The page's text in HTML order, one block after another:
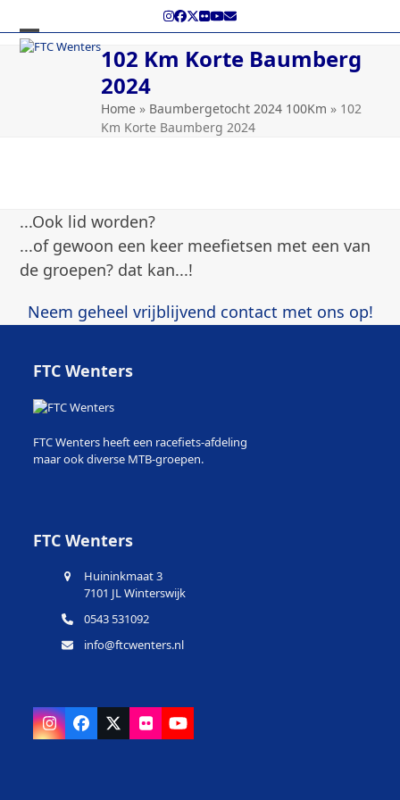
content
Instagram
Facebook
Twitter
Flickr
YouTube
E-
mail
Open
Close
102 Km Korte Baumberg
2024
Home » Baumbergetocht 2024 100Km » 102
Km Korte Baumberg 2024
...Ook lid worden?
...of gewoon een keer meefietsen met een van
de groepen? dat kan...!
Neem geheel vrijblijvend contact met ons op!
FTC Wenters
FTC Wenters heeft een racefiets-afdeling
maar ook diverse MTB-groepen.
FTC Wenters
Huininkmaat 3
7101 JL Winterswijk
0543 531092
info@ftcwenters.nl
Instagram
Facebook
X FlickrYouTube